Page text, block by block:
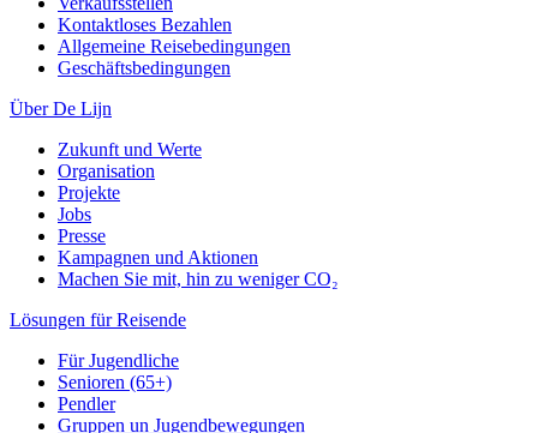
Kontaktloses Bezahlen
Allgemeine Reisebedingungen
Geschäftsbedingungen
Über De Lijn
Zukunft und Werte
Organisation
Projekte
Jobs
Presse
Kampagnen und Aktionen
Machen Sie mit, hin zu weniger CO₂
Lösungen für Reisende
Für Jugendliche
Senioren (65+)
Pendler
Gruppen un Jugendbewegungen